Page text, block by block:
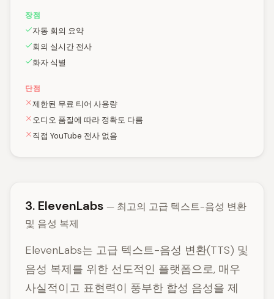
장점
자동 회의 요약
회의 실시간 전사
화자 식별
단점
제한된 무료 티어 사용량
오디오 품질에 따라 정확도 다름
직접 YouTube 전사 없음
3. ElevenLabs — 최고의 고급 텍스트-음성 변환
및 음성 복제
ElevenLabs는 고급 텍스트-음성 변환(TTS) 및
음성 복제를 위한 선도적인 플랫폼으로, 매우
사실적이고 표현력이 풍부한 합성 음성을 제